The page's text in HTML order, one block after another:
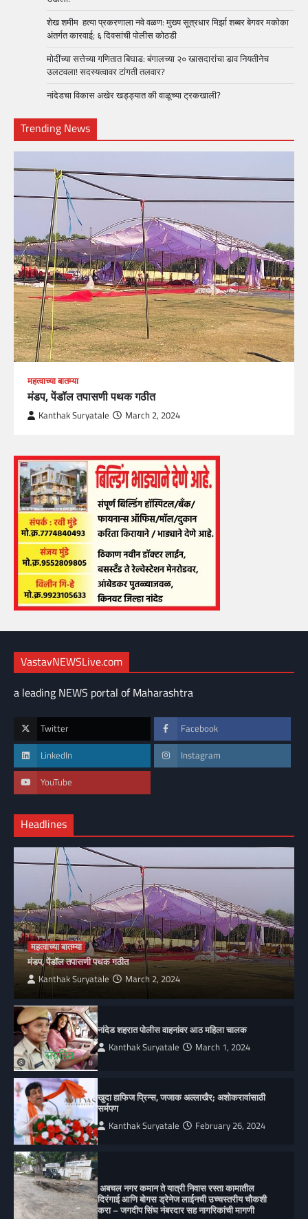
शेख शमीम हत्या प्रकरणाला नवे वळण: मुख्य सूत्रधार मिर्झा शब्बर बेगवर मकोका
अंतर्गत कारवाई; ६ दिवसांची पोलीस कोठडी
मोदींच्या सत्तेच्या गणितात बिघाड: बंगालच्या २० खासदारांचा डाव नियतीनेच
उलटवला! सदस्यत्वावर टांगती तलवार?
नांदेडचा विकास अखेर खड्ड्यात की वाळूच्या ट्रकखाली?
Trending News
महत्वाच्या बातम्या
मंडप, पेंडॉल तपासणी पथक गठीत
Kanthak Suryatale March 2, 2024
VastavNEWSLive.com
a leading NEWS portal of Maharashtra
Twitter Facebook
LinkedIn Instagram
YouTube
Headlines
महत्वाच्या बातम्या
मंडप, पेंडॉल तपासणी पथक गठीत
Kanthak Suryatale March 2, 2024
नांदेड शहरात पोलीस वाहनांवर आठ महिला चालक
Kanthak Suryatale March 1, 2024
खुदा हाफिज प्रिन्स, जजाक अल्लाखैर; अशोकरावांसाठी
सर्मपण
Kanthak Suryatale February 26, 2024
अबचल नगर कमान ते यात्री निवास रस्ता कामातील
दिरंगाई आणि बोगस ड्रेनेज लाईनची उच्चस्तरीय चौकशी
करा – जगदीप सिंघ नंबरदार सह नागरिकांची मागणी